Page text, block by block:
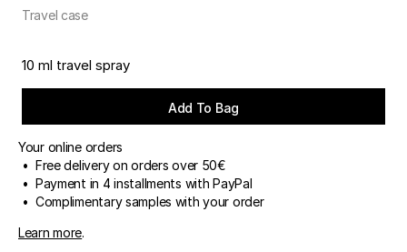
Travel case
10 ml travel spray
Add To Bag
Your online orders
• Free delivery on orders over 50€
• Payment in 4 installments with PayPal
• Complimentary samples with your order
Learn more.